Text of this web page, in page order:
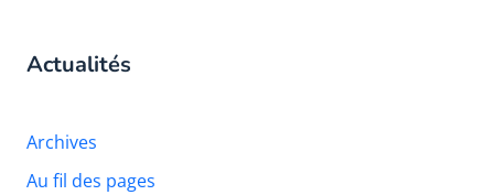
Actualités
Archives
Au fil des pages